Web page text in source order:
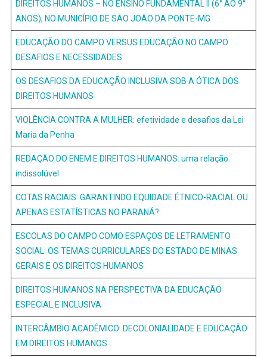
DIREITOS HUMANOS – NO ENSINO FUNDAMENTAL II (6° AO 9°
ANOS), NO MUNICÍPIO DE SÃO JOÃO DA PONTE-MG
EDUCAÇÃO DO CAMPO VERSUS EDUCAÇÃO NO CAMPO
DESAFIOS E NECESSIDADES
OS DESAFIOS DA EDUCAÇÃO INCLUSIVA SOB A ÓTICA DOS
DIREITOS HUMANOS
VIOLÊNCIA CONTRA A MULHER: efetividade e desafios da Lei
Maria da Penha
REDAÇÃO DO ENEM E DIREITOS HUMANOS: uma relação
indissolúvel
COTAS RACIAIS: GARANTINDO EQUIDADE ÉTNICO-RACIAL OU
APENAS ESTATÍSTICAS NO PARANÁ?
ESCOLAS DO CAMPO COMO ESPAÇOS DE LETRAMENTO
SOCIAL: OS TEMAS CURRICULARES DO ESTADO DE MINAS
GERAIS E OS DIREITOS HUMANOS
DIREITOS HUMANOS NA PERSPECTIVA DA EDUCAÇÃO
ESPECIAL E INCLUSIVA
INTERCÂMBIO ACADÊMICO: DECOLONIALIDADE E EDUCAÇÃO
EM DIREITOS HUMANOS